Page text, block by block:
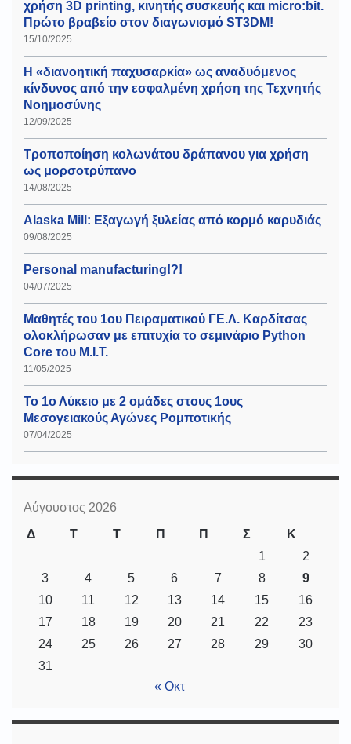
χρήση 3D printing, κινητής συσκευής και micro:bit.
Πρώτο βραβείο στον διαγωνισμό ST3DM!
15/10/2025
Η «διανοητική παχυσαρκία» ως αναδυόμενος
κίνδυνος από την εσφαλμένη χρήση της Τεχνητής
Νοημοσύνης
12/09/2025
Τροποποίηση κολωνάτου δράπανου για χρήση
ως μορσοτρύπανο
14/08/2025
Alaska Mill: Εξαγωγή ξυλείας από κορμό καρυδιάς
09/08/2025
Personal manufacturing!?!
04/07/2025
Μαθητές του 1ου Πειραματικού ΓΕ.Λ. Καρδίτσας
ολοκλήρωσαν με επιτυχία το σεμινάριο Python
Core του Μ.Ι.Τ.
11/05/2025
Το 1ο Λύκειο με 2 ομάδες στους 1ους
Μεσογειακούς Αγώνες Ρομποτικής
07/04/2025
Αύγουστος 2026
Δ
Τ Τ Π Π Σ
Κ
1
2
3
4 5 6 7 8
9
10
11 12 13 14 15
16
17
18 19 20 21 22
23
24
25 26 27 28 29
30
31
« Οκτ